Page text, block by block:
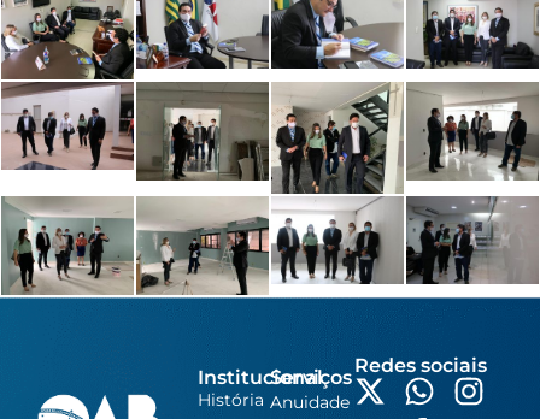
Institucional
História
Serviços
Anuidade
Redes sociais